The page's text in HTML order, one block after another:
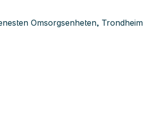
Omsorgsenheten, Trondheim